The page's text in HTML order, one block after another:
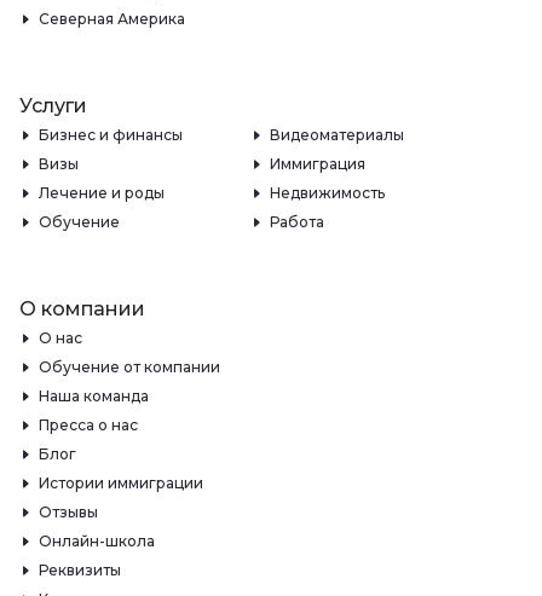
Северная Америка
Услуги
Бизнес и финансы
Видеоматериалы
Визы
Иммиграция
Лечение и роды
Недвижимость
Обучение
Работа
О компании
О нас
Обучение от компании
Наша команда
Пресса о нас
Блог
Истории иммиграции
Отзывы
Онлайн-школа
Реквизиты